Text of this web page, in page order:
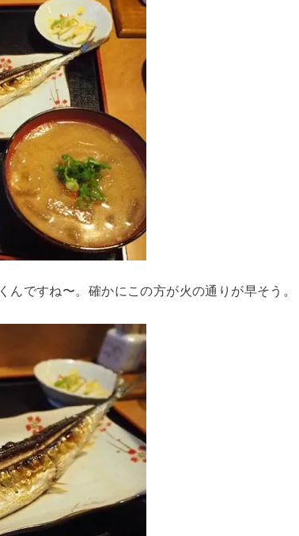
ですね〜。確かにこの方が火の通りが早そう。